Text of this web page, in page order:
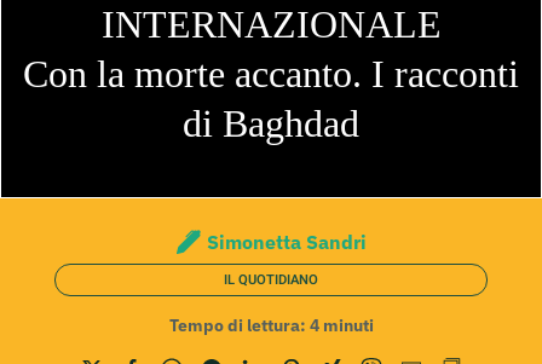
INTERNAZIONALE
Con la morte accanto. I racconti
di Baghdad
Simonetta Sandri
IL QUOTIDIANO
Tempo di lettura: 4 minuti